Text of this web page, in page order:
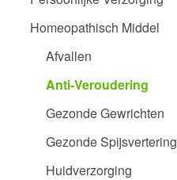
schermlezer
Homeopathisch Middel
Afvallen
Anti-Veroudering
Gezonde Gewrichten
Gezonde Spijsvertering
Huidverzorging